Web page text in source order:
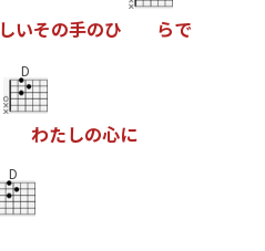
しいその手のひ らで
D
わたしの心に
D